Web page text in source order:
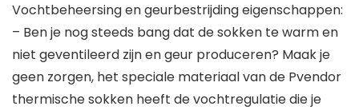
Vochtbeheersing en geurbestrijding eigenschappen:
– Ben je nog steeds bang dat de sokken te warm en
niet geventileerd zijn en geur produceren? Maak je
geen zorgen, het speciale materiaal van de Pvendor
thermische sokken heeft de vochtregulatie die je